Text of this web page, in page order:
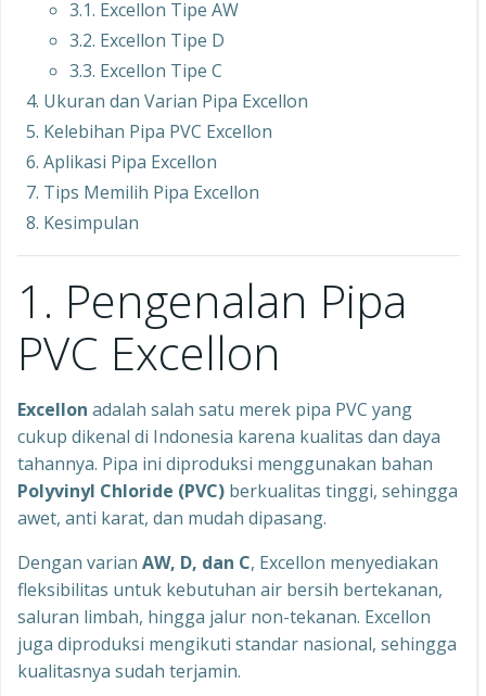
3.1. Excellon Tipe AW
3.2. Excellon Tipe D
3.3. Excellon Tipe C
Ukuran dan Varian Pipa Excellon
Kelebihan Pipa PVC Excellon
Aplikasi Pipa Excellon
Tips Memilih Pipa Excellon
Kesimpulan
1. Pengenalan Pipa
PVC Excellon
Excellon adalah salah satu merek pipa PVC yang
cukup dikenal di Indonesia karena kualitas dan daya
tahannya. Pipa ini diproduksi menggunakan bahan
Polyvinyl Chloride (PVC) berkualitas tinggi, sehingga
awet, anti karat, dan mudah dipasang.
Dengan varian AW, D, dan C, Excellon menyediakan
fleksibilitas untuk kebutuhan air bersih bertekanan,
saluran limbah, hingga jalur non-tekanan. Excellon
juga diproduksi mengikuti standar nasional, sehingga
kualitasnya sudah terjamin.